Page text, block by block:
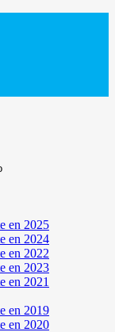
en 2025
en 2024
en 2022
en 2023
en 2021
en 2019
en 2020